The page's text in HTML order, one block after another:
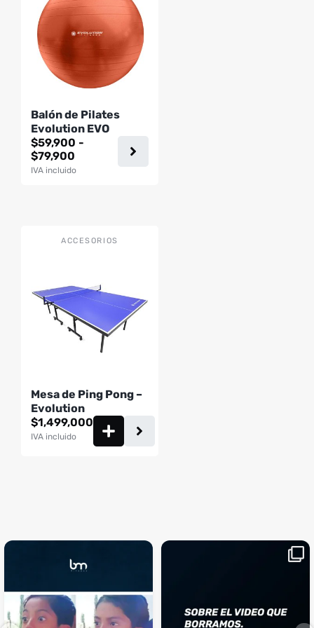
múltiples
variantes.
Las
opciones
elegir
en
la
página
Balón de Pilates
Evolution EVO
$59,900 -
$79,900
de
$79,900
IVA incluido
ACCESORIOS
Mesa de Ping Pong –
Evolution
$1,499,000
IVA incluido
...
4 2